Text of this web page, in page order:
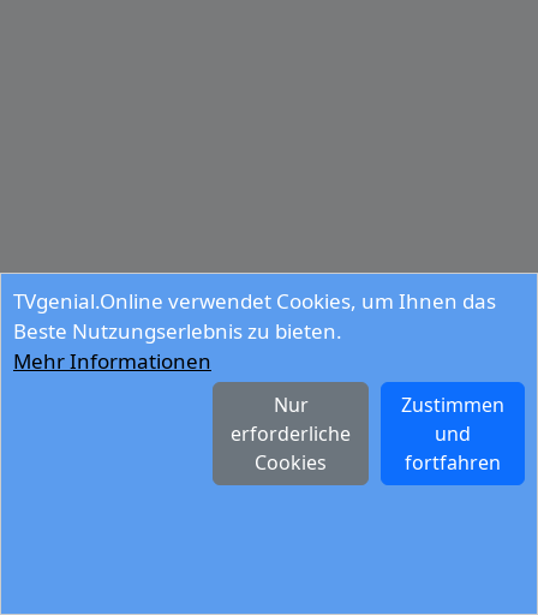
TVgenial.Online verwendet Cookies, um Ihnen das
Beste Nutzungserlebnis zu bieten.
Mehr Informationen
Zustimmen
und
fortfahren
Nur
erforderliche
Cookies